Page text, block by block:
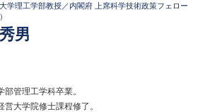
学理工学部教授／内閣府 上席科学技術政策フェロー
男
管理工学科卒業。
大学院修士課程修了。